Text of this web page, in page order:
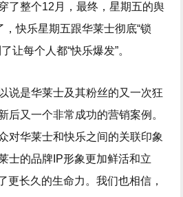
了整个12月，最终，星期五的舆
，快乐星期五跟华莱士彻底“锁
让每个人都“快乐爆发”。
说是华莱士及其粉丝的又一次狂
后又一个非常成功的营销案例。
对华莱士和快乐之间的关联印象
士的品牌IP形象更加鲜活和立
更长久的生命力。我们也相信，